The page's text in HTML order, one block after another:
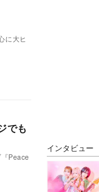
に大ヒ
でも
Peace
インタビュー